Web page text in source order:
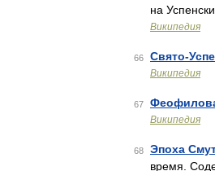
на
Википедия
66 Свято-
Википедия
67
Википедия
68 Эпоха
время.